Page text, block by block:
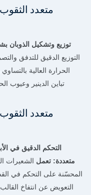
توزيع وتشكيل الذوبان
التوزيع الدقيق للتدفق
الحرارة العالية
تباين الدينير وعيوب
التحكم الدقيق في
متعددة: تعمل الشعيرات
المحسّنة على التحكم في
التعويض عن انتفاخ